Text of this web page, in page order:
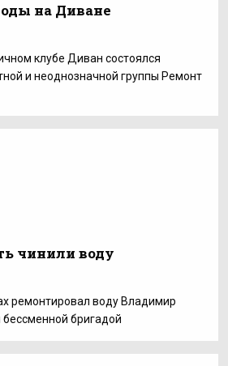
на Диване
клубе Диван состоялся
и неоднозначной группы Ремонт
чинили воду
ремонтировал воду Владимир
бессменной бригадой